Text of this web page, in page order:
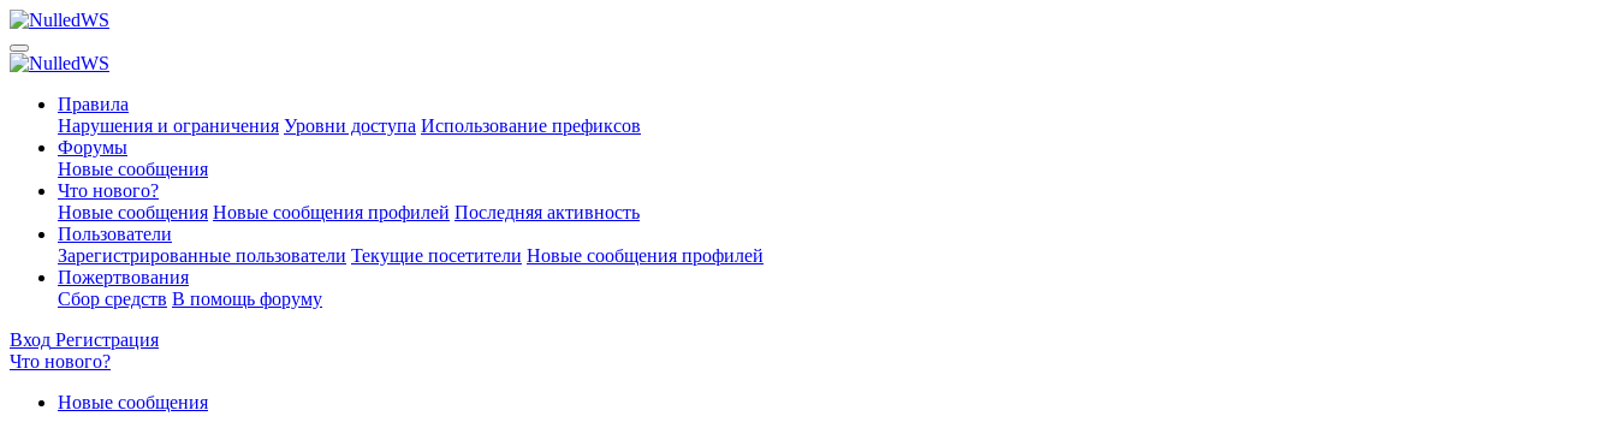
Правила
Нарушения и ограничения Уровни доступа Использование префиксов
Форумы
Новые сообщения
Что нового?
Новые сообщения Новые сообщения профилей Последняя активность
Пользователи
Зарегистрированные пользователи Текущие посетители Новые сообщения профилей
Пожертвования
Сбор средств В помощь форуму
Вход Регистрация
Что нового?
Новые сообщения